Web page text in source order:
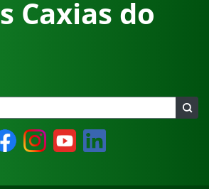
Caxias do
InstagramYouTube LinkedIn